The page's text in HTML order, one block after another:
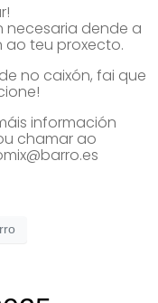
dende a
ao teu proxecto.
no caixón, fai que
información
chamar ao